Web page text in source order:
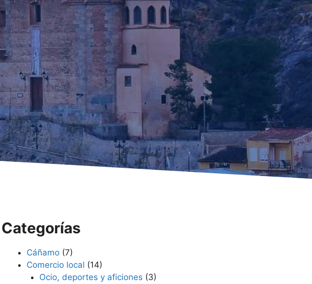
Categorías
Cáñamo (7)
Comercio local (14)
Ocio, deportes y aficiones (3)